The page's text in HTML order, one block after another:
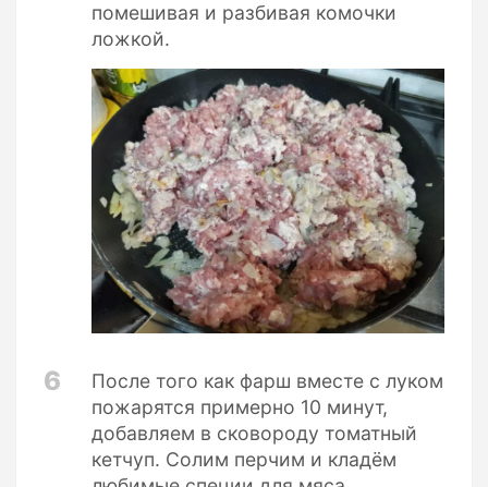
помешивая и разбивая комочки
ложкой.
6
После того как фарш вместе с луком
пожарятся примерно 10 минут,
добавляем в сковороду томатный
кетчуп. Солим перчим и кладём